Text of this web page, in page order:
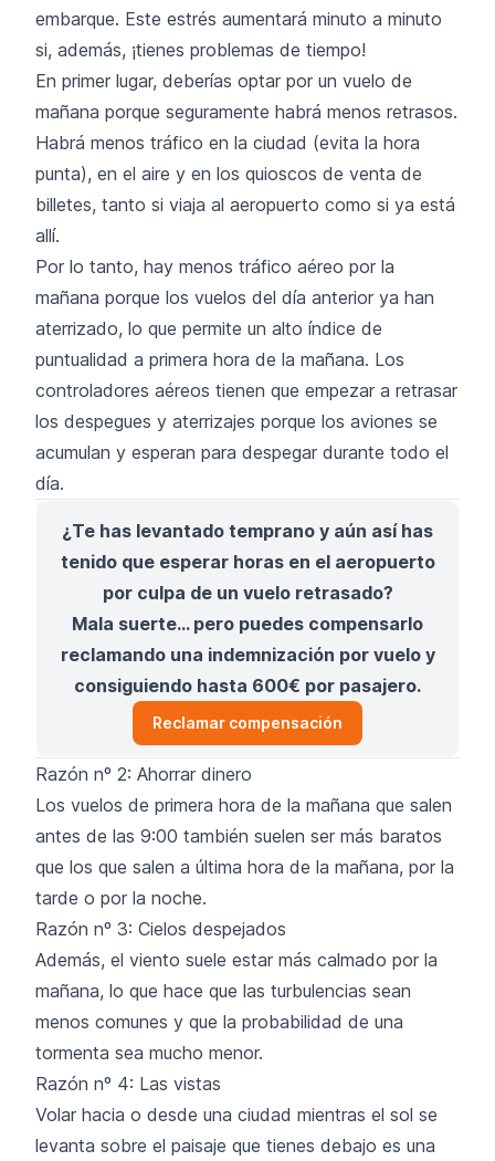
embarque. Este estrés aumentará minuto a minuto
si, además, ¡tienes problemas de tiempo!
En primer lugar, deberías optar por un vuelo de
mañana porque seguramente habrá menos retrasos.
Habrá menos tráfico en la ciudad (evita la hora
punta), en el aire y en los quioscos de venta de
billetes, tanto si viaja al aeropuerto como si ya está
allí.
Por lo tanto, hay menos tráfico aéreo por la
mañana porque los vuelos del día anterior ya han
aterrizado, lo que permite un alto índice de
puntualidad a primera hora de la mañana. Los
controladores aéreos tienen que empezar a retrasar
los despegues y aterrizajes porque los aviones se
acumulan y esperan para despegar durante todo el
día.
¿Te has levantado temprano y aún así has
tenido que esperar horas en el aeropuerto
por culpa de un vuelo retrasado?
Mala suerte... pero puedes compensarlo
reclamando una indemnización por vuelo y
consiguiendo hasta 600€ por pasajero.
Reclamar compensación
Razón nº 2: Ahorrar dinero
Los vuelos de primera hora de la mañana que salen
antes de las 9:00 también suelen ser más baratos
que los que salen a última hora de la mañana, por la
tarde o por la noche.
Razón nº 3: Cielos despejados
Además, el viento suele estar más calmado por la
mañana, lo que hace que las turbulencias sean
menos comunes y que la probabilidad de una
tormenta sea mucho menor.
Razón nº 4: Las vistas
Volar hacia o desde una ciudad mientras el sol se
levanta sobre el paisaje que tienes debajo es una